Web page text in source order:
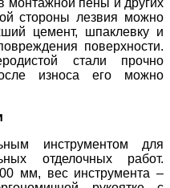
стороны лезвия можно
цемент, шпаклевку и
поверхности.
стали прочно
износа его можно
инструментом для
отделочных работ.
мм, вес инструмента –